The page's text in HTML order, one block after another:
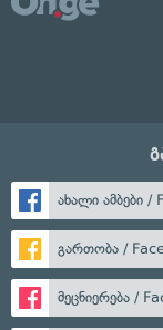
ახალი ამბები /
გართობა /
მეცნიერება /